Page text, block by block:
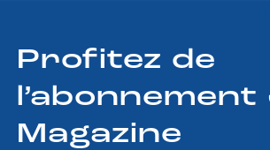
Profitez de
l’abonnement
Magazine